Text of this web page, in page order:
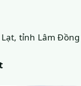
tỉnh Lâm Đồng